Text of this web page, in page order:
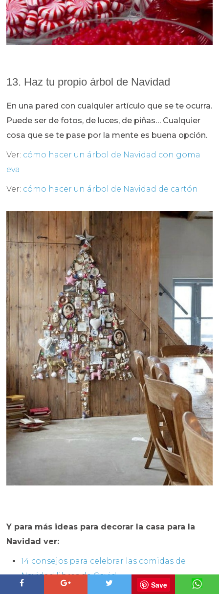
13. Haz tu propio árbol de Navidad
En una pared con cualquier artículo que se te ocurra.
Puede ser de fotos, de luces, de piñas… Cualquier
cosa que se te pase por la mente es buena opción.
Ver: cómo hacer un árbol de Navidad con goma
eva
Ver: cómo hacer un árbol de Navidad de cartón
Y para más ideas para decorar la casa para la
Navidad ver:
14 consejos para celebrar las comidas de
Navidad libres de Covid
Save